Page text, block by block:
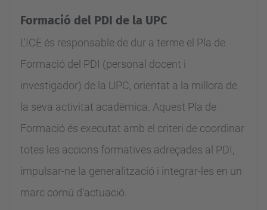
Formació del PDI de la UPC
L'ICE és responsable de dur a terme el Pla de
Formació del PDI (personal docent i
investigador) de la UPC, orientat a la millora de
la seva activitat acadèmica. Aquest Pla de
Formació és executat amb el criteri de coordinar
totes les accions formatives adreçades al PDI,
impulsar-ne la generalització i integrar-les en un
marc comú d'actuació.